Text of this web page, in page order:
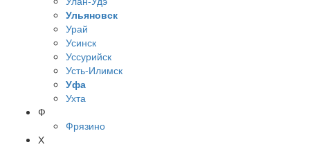
Ульяновск
Урай
Усинск
Уссурийск
Усть-Илимск
Уфа
Ухта
Ф
Фрязино
Х